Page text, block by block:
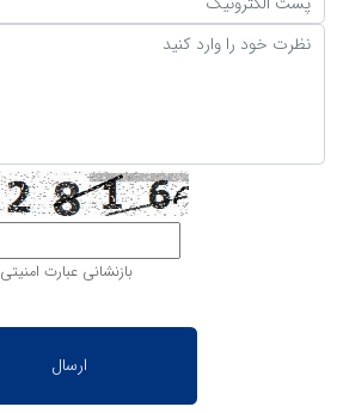
بازنشانی عبارت امنیتی